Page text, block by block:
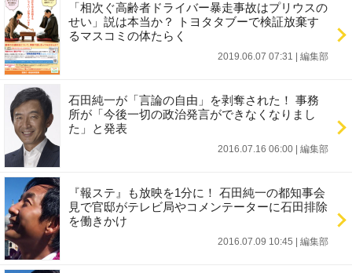
「相次ぐ高齢者ドライバー暴走事故はプリウスの
せい」説は本当か？ トヨタタブーで検証放棄す
るマスコミの体たらく
2019.06.07 07:31 編集部
石田純一が「言論の自由」を剥奪された！ 事務
所が「今後一切の政治発言ができなくなりまし
た」と発表
2016.07.16 06:00 編集部
『報ステ』も放映を1分に！ 石田純一の都知事会
見で官邸がテレビ局やコメンテーターに石田排除
を働きかけ
2016.07.09 10:45 編集部